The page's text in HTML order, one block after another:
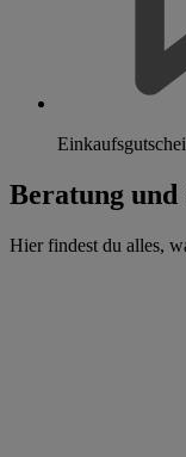
Beratung
Hier findest du alles,